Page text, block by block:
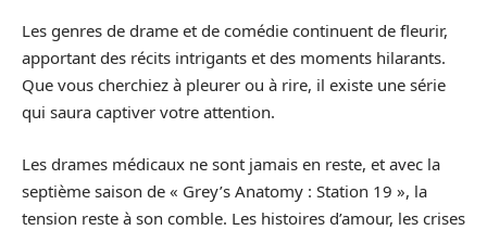
Les genres de drame et de comédie continuent de fleurir,
apportant des récits intrigants et des moments hilarants.
Que vous cherchiez à pleurer ou à rire, il existe une série
qui saura captiver votre attention.
Les drames médicaux ne sont jamais en reste, et avec la
septième saison de « Grey’s Anatomy : Station 19 », la
tension reste à son comble. Les histoires d’amour, les crises